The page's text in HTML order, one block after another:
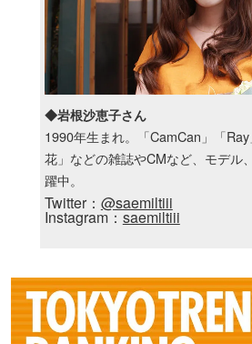
◆岩根沙恵子さん
1990年生まれ。「CamCan」「
花」などの雑誌やCMなど、モデル
躍中。
Twitter： @saemiltiii
Instagram：saemiltiii